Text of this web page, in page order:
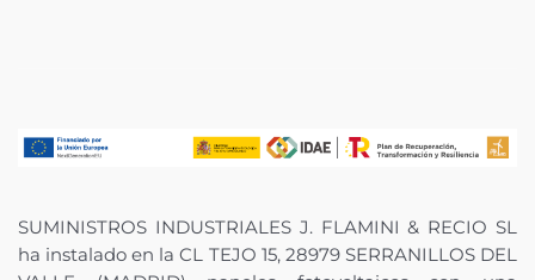
SUMINISTROS INDUSTRIALES J. FLAMINI & RECIO SL
ha instalado en la CL TEJO 15, 28979 SERRANILLOS DEL